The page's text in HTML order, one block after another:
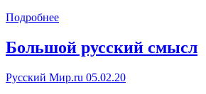
Подробнее
Большой русский смысл
Русский Мир.ru 05.02.20